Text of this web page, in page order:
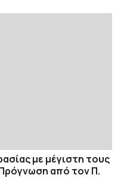
με μέγιστη τους
από τον Π.